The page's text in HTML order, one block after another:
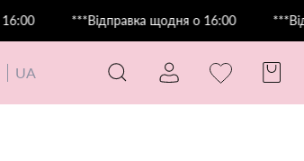
***Відправка щодня о 16:00
UA